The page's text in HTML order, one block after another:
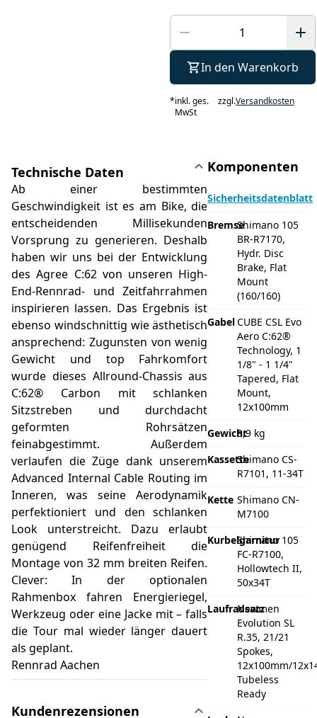
In den Warenkorb
*inkl. ges.
MwSt
zzgl.Versandkosten
Technische Daten
Ab einer bestimmten
Geschwindigkeit ist es am Bike, die
entscheidenden Millisekunden
Vorsprung zu generieren. Deshalb
haben wir uns bei der Entwicklung
des Agree C:62 von unseren High-
End-Rennrad- und Zeitfahrrahmen
inspirieren lassen. Das Ergebnis ist
ebenso windschnittig wie ästhetisch
ansprechend: Zugunsten von wenig
Gewicht und top Fahrkomfort
wurde dieses Allround-Chassis aus
C:62® Carbon mit schlanken
Sitzstreben und durchdacht
geformten Rohrsätzen
feinabgestimmt. Außerdem
verlaufen die Züge dank unserem
Advanced Internal Cable Routing im
Inneren, was seine Aerodynamik
perfektioniert und den schlanken
Look unterstreicht. Dazu erlaubt
genügend Reifenfreiheit die
Montage von 32 mm breiten Reifen.
Clever: In der optionalen
Rahmenbox fahren Energieriegel,
Werkzeug oder eine Jacke mit – falls
die Tour mal wieder länger dauert
als geplant.
Rennrad Aachen
Kundenrezensionen
Komponenten
Sicherheitsdatenblatt
BremseShimano 105
BR-R7170,
Hydr. Disc
Brake, Flat
Mount
(160/160)
GabelCUBE CSL Evo
Aero C:62®
Technology, 1
1/8" - 1 1/4"
Tapered, Flat
Mount,
12x100mm
Gewicht8,9 kg
KassetteShimano CS-
R7101, 11-34T
Kette Shimano CN-
M7100
Kurbelgarnitur
Shimano 105
FC-R7100,
Hollowtech II,
50x34T
Laufradsatz
Newmen
Evolution SL
R.35, 21/21
Spokes,
12x100mm/
Tubeless
Ready